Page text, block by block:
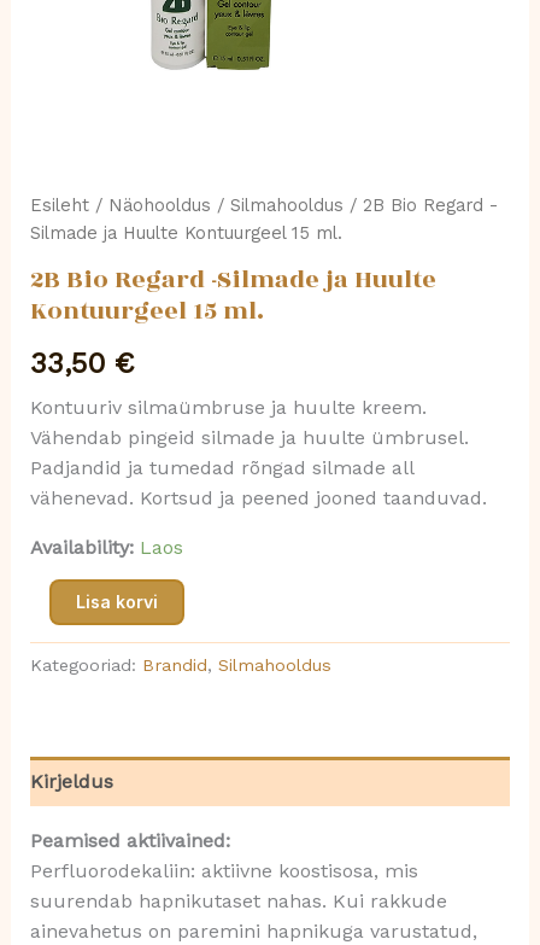
Esileht/ Näohooldus / Silmahooldus / 2B Bio Regard -
Silmade ja Huulte Kontuurgeel 15 ml.
2B Bio Regard -Silmade ja Huulte
Kontuurgeel 15 ml.
33,50 €
Kontuuriv silmaümbruse ja huulte kreem.
Vähendab pingeid silmade ja huulte ümbrusel.
Padjandid ja tumedad rõngad silmade all
vähenevad. Kortsud ja peened jooned taanduvad.
Availability: Laos
Lisa korvi
Kategooriad: Brandid, Silmahooldus
Kirjeldus
Peamised aktiivained:
Perfluorodekaliin: aktiivne koostisosa, mis
suurendab hapnikutaset nahas. Kui rakkude
ainevahetus on paremini hapnikuga varustatud,